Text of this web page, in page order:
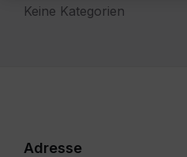
Keine Kategorien
Adresse